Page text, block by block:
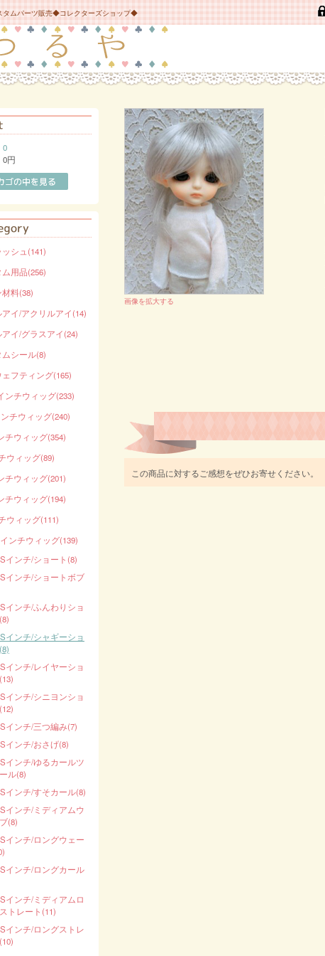
ムパーツ販売◆コレクターズショップ◆
0
0円
シュ(141)
用品(256)
材料(38)
アイ/アクリルアイ(14)
アイ/グラスアイ(24)
シール(8)
フティング(165)
ンチウィッグ(233)
チウィッグ(240)
チウィッグ(354)
ウィッグ(89)
チウィッグ(201)
チウィッグ(194)
ウィッグ(111)
ンチウィッグ(139)
インチ/ショート(8)
インチ/ショートボブ
インチ/ふんわりショ
インチ/シャギーショ
インチ/レイヤーショ
インチ/シニヨンショ
インチ/三つ編み(7)
インチ/おさげ(8)
インチ/ゆるカールツ
ル(8)
インチ/すそカール(8)
インチ/ミディアムウ
(8)
インチ/ロングウェー
インチ/ロングカール
インチ/ミディアムロ
トレート(11)
インチ/ロングストレ
画像を拡大する
この商品に対するご感想をぜひお寄せください。